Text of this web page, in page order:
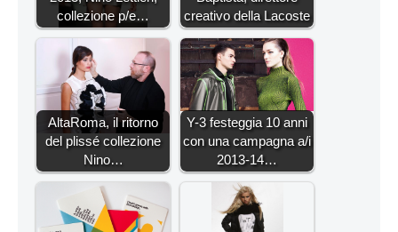
collezione p/e…
creativo della Lacoste
AltaRoma, il ritorno
del plissé collezione
Nino…
Y-3 festeggia 10 anni
con una campagna a/i
2013-14…